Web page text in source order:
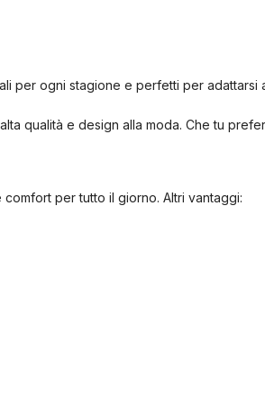
per ogni stagione e perfetti per adattarsi
qualità e design alla moda. Che tu
per tutto il giorno. Altri vantaggi: